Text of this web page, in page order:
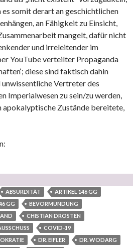
es somit derart an geschichtlichen
an Fähigkeit zu Einsicht,
mangelt, dafür nicht
und irreleitender im
YouTube verteilter Propaganda
diese sind faktisch dahin
Vertreter des
Imperialwesen zu sein/zu werden,
apokalyptische Zustände bereitete,
geringen deutschen
ABSURDITÄT
ARTIKEL 146 GG
GG
BEVORMUNDUNG
CHISTIAN DROSTEN
COVID-19
DR. EIFLER
DR. WODARG